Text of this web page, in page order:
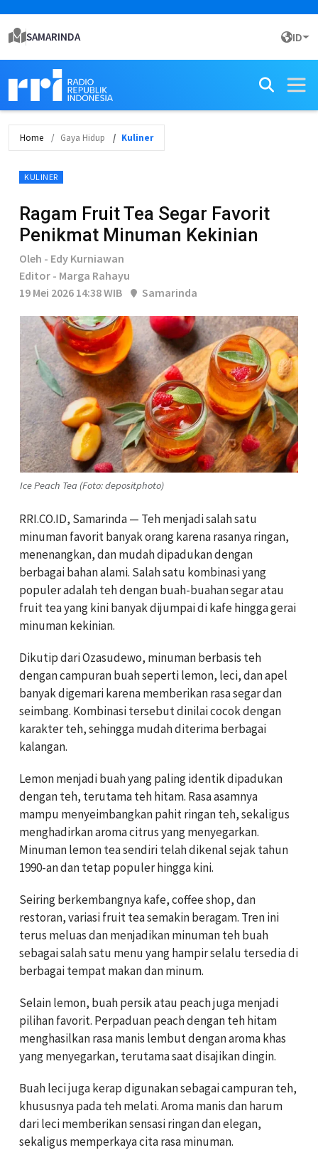
SAMARINDA ID
Home Gaya Hidup Kuliner
KULINER
Ragam Fruit Tea Segar Favorit
Penikmat Minuman Kekinian
Oleh - Edy Kurniawan
Editor - Marga Rahayu
19 Mei 2026 14:38 WIB
Samarinda
Ice Peach Tea (Foto: depositphoto)
RRI.CO.ID, Samarinda — Teh menjadi salah satu
minuman favorit banyak orang karena rasanya ringan,
menenangkan, dan mudah dipadukan dengan
berbagai bahan alami. Salah satu kombinasi yang
populer adalah teh dengan buah-buahan segar atau
fruit tea yang kini banyak dijumpai di kafe hingga gerai
minuman kekinian.
Dikutip dari Ozasudewo, minuman berbasis teh
dengan campuran buah seperti lemon, leci, dan apel
banyak digemari karena memberikan rasa segar dan
seimbang. Kombinasi tersebut dinilai cocok dengan
karakter teh, sehingga mudah diterima berbagai
kalangan.
Lemon menjadi buah yang paling identik dipadukan
dengan teh, terutama teh hitam. Rasa asamnya
mampu menyeimbangkan pahit ringan teh, sekaligus
menghadirkan aroma citrus yang menyegarkan.
Minuman lemon tea sendiri telah dikenal sejak tahun
1990-an dan tetap populer hingga kini.
Seiring berkembangnya kafe, coffee shop, dan
restoran, variasi fruit tea semakin beragam. Tren ini
terus meluas dan menjadikan minuman teh buah
sebagai salah satu menu yang hampir selalu tersedia di
berbagai tempat makan dan minum.
Selain lemon, buah persik atau peach juga menjadi
pilihan favorit. Perpaduan peach dengan teh hitam
menghasilkan rasa manis lembut dengan aroma khas
yang menyegarkan, terutama saat disajikan dingin.
Buah leci juga kerap digunakan sebagai campuran teh,
khususnya pada teh melati. Aroma manis dan harum
dari leci memberikan sensasi ringan dan elegan,
sekaligus memperkaya cita rasa minuman.